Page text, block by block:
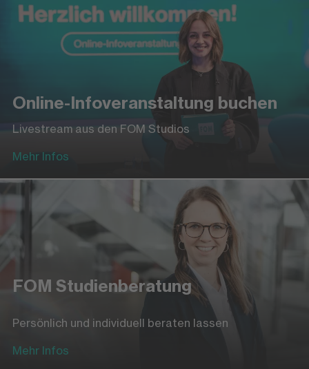
Online-Infoveranstaltung buchen
Livestream aus den FOM Studios
Mehr Infos
FOM Studienberatung
Persönlich und individuell beraten lassen
Mehr Infos